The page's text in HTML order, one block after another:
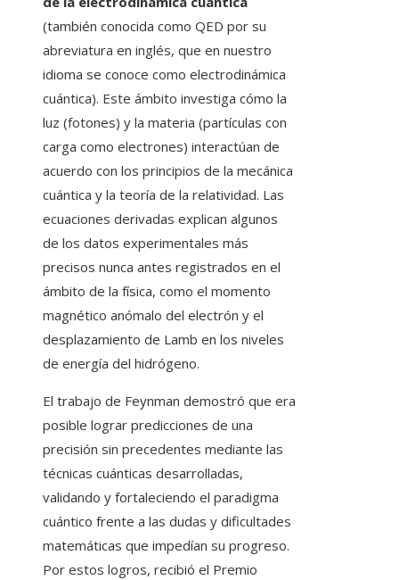
(también conocida como QED por su
abreviatura en inglés, que en nuestro
idioma se conoce como electrodinámica
cuántica). Este ámbito investiga cómo la
luz (fotones) y la materia (partículas con
carga como electrones) interactúan de
acuerdo con los principios de la mecánica
cuántica y la teoría de la relatividad. Las
ecuaciones derivadas explican algunos
de los datos experimentales más
precisos nunca antes registrados en el
ámbito de la física, como el momento
magnético anómalo del electrón y el
desplazamiento de Lamb en los niveles
de energía del hidrógeno.
El trabajo de Feynman demostró que era
posible lograr predicciones de una
precisión sin precedentes mediante las
técnicas cuánticas desarrolladas,
validando y fortaleciendo el paradigma
cuántico frente a las dudas y dificultades
matemáticas que impedían su progreso.
Por estos logros, recibió el Premio